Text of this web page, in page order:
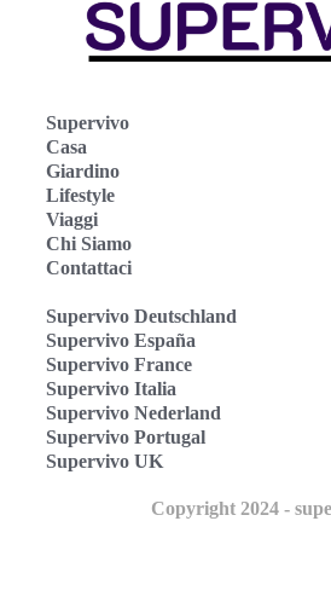
Supervivo
Casa
Giardino
Lifestyle
Viaggi
Chi Siamo
Contattaci
Supervivo Deutschland
Supervivo España
Supervivo France
Supervivo Italia
Supervivo Nederland
Supervivo Portugal
Supervivo UK
Copyright 2024 -